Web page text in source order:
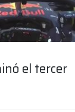
el tercer